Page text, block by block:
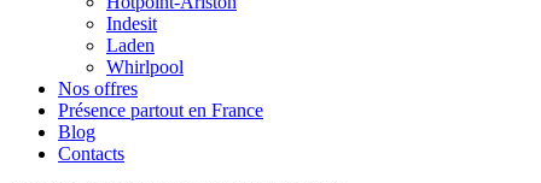
Indesit
Laden
Whirlpool
Nos offres
Présence partout en France
Blog
Contacts